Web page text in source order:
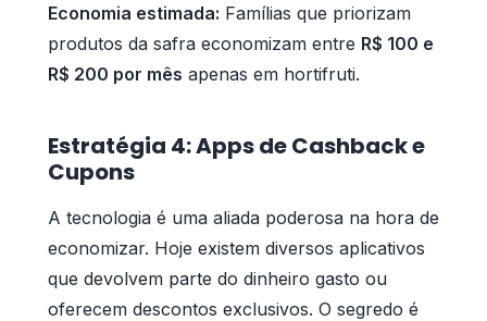
Economia estimada: Famílias que priorizam
produtos da safra economizam entre R$ 100 e
R$ 200 por mês apenas em hortifruti.
Estratégia 4: Apps de Cashback e
Cupons
A tecnologia é uma aliada poderosa na hora de
economizar. Hoje existem diversos aplicativos
que devolvem parte do dinheiro gasto ou
oferecem descontos exclusivos. O segredo é